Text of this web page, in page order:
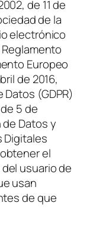
de 11 de
de la
electrónico
Europeo
de 2016,
(GDPR)
5 de
Datos y
Digitales
el
usuario de
usan
de que